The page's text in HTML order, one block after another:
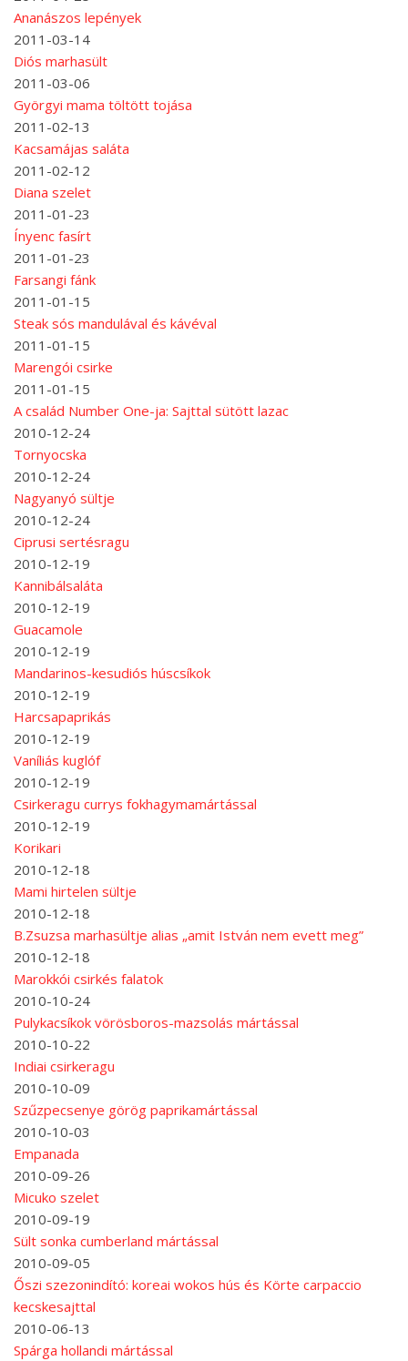
Ananászos lepények
2011-03-14
Diós marhasült
2011-03-06
Györgyi mama töltött tojása
2011-02-13
Kacsamájas saláta
2011-02-12
Diana szelet
2011-01-23
Ínyenc fasírt
2011-01-23
Farsangi fánk
2011-01-15
Steak sós mandulával és kávéval
2011-01-15
Marengói csirke
2011-01-15
A család Number One-ja: Sajttal sütött lazac
2010-12-24
Tornyocska
2010-12-24
Nagyanyó sültje
2010-12-24
Ciprusi sertésragu
2010-12-19
Kannibálsaláta
2010-12-19
Guacamole
2010-12-19
Mandarinos-kesudiós húscsíkok
2010-12-19
Harcsapaprikás
2010-12-19
Vaníliás kuglóf
2010-12-19
Csirkeragu currys fokhagymamártással
2010-12-19
Korikari
2010-12-18
Mami hirtelen sültje
2010-12-18
B.Zsuzsa marhasültje alias „amit István nem evett meg”
2010-12-18
Marokkói csirkés falatok
2010-10-24
Pulykacsíkok vörösboros-mazsolás mártással
2010-10-22
Indiai csirkeragu
2010-10-09
Szűzpecsenye görög paprikamártással
2010-10-03
Empanada
2010-09-26
Micuko szelet
2010-09-19
Sült sonka cumberland mártással
2010-09-05
Őszi szezonindító: koreai wokos hús és Körte carpaccio
kecskesajttal
2010-06-13
Spárga hollandi mártással